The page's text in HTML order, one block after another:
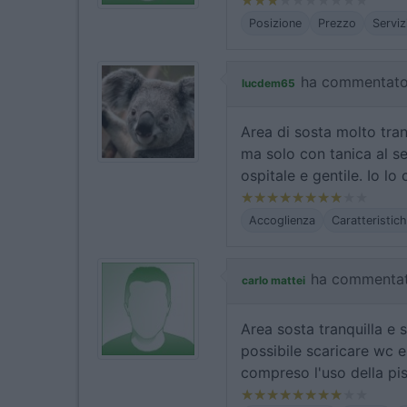
Posizione Prezzo Servizi
lucdem65 ha
Area di sosta molto
ma solo con tanica al
ospitale e gentile. Io lo
Accoglienza
carlo mattei ha
Area sosta tranquilla e
possibile scaricare wc
compreso l'uso della